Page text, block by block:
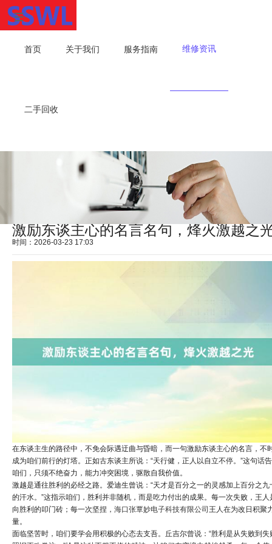
首页 关于我们 服务指南 维修资讯
二手回收
激励东谈主心的名言名句，烽火激越之
时间：2026-03-23 17:03
在东谈主生的路径中，不免会际遇迂曲与昏暗，而一句激励东谈主心的名言，不
成为咱们前行的灯塔。正如古东谈主所说：“天行健，正人以自立不停。”这句话
咱们，只须不绝奋力，能力冲突困境，驱散自我价值。
激越是通往胜利的必经之路。爱迪生曾说：“天才是百分之一的灵感加上百分之九
的汗水。”这指示咱们，胜利并非随机，而是吃力付出的成果。每一次失败，王人
向胜利的叩门砖；每一次坚捏， 海口张覃妙电子科技有限公司 王人在为改日积聚
量。
面临坚苦时，咱们要学会用积极的心态去支吾。丘吉尔曾说：“胜利是从失败到失